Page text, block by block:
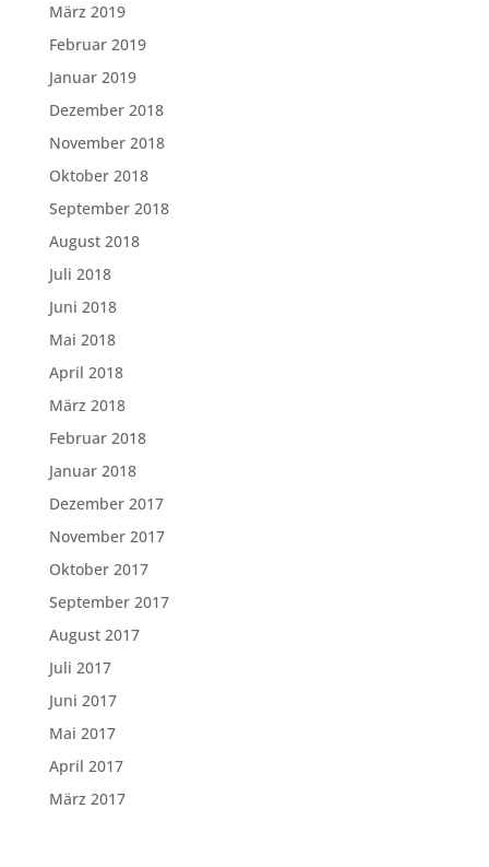
März 2019
Februar 2019
Januar 2019
Dezember 2018
November 2018
Oktober 2018
September 2018
August 2018
Juli 2018
Juni 2018
Mai 2018
April 2018
März 2018
Februar 2018
Januar 2018
Dezember 2017
November 2017
Oktober 2017
September 2017
August 2017
Juli 2017
Juni 2017
Mai 2017
April 2017
März 2017